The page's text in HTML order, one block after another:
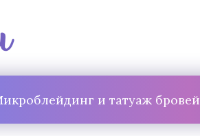
и татуаж бровей